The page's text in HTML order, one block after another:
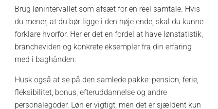
Brug lønintervallet som afsæt for en reel samtale. Hvis
du mener, at du bør ligge i den høje ende, skal du kunne
forklare hvorfor. Her er det en fordel at have lønstatistik,
brancheviden og konkrete eksempler fra din erfaring
med i baghånden.
Husk også at se på den samlede pakke: pension, ferie,
fleksibilitet, bonus, efteruddannelse og andre
personalegoder. Løn er vigtigt, men det er sjældent kun